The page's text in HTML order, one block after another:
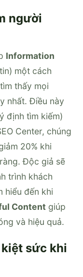
người
Information
một cách
thấy mọi
nhất. Điều này
định tìm kiếm)
Center, chúng
20% khi
Độc giả sẽ
trình khách
hiểu đến khi
Content giúp
và hiệu quả.
sức khi